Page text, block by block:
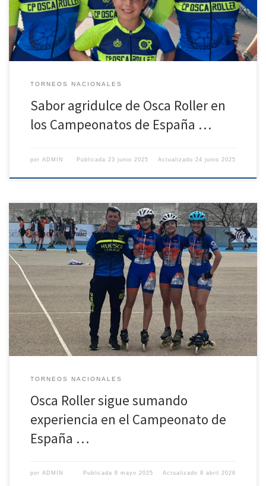
Huesca (@cposcaroller) La jornada del sábado empezaba sobre […]
TORNEOS NACIONALES
Sabor agridulce de Osca Roller en
los Campeonatos de España …
por ADMIN Publicada 23 junio 2025 Actualizado 24 junio 2025
El club oscense se desplazó hasta tierras valencianas concretamente a
Paiporta, para disputar el Campeonato de España de pista de patinaje
velocidad Alevin, infantil y juvenil. La localidad valenciana albergó el
Campeonato Nacional de patinaje de velocidad después de la Dana;
logrando el club organizador remodelar en tiempo record su […]
TORNEOS NACIONALES
Osca Roller sigue sumando
experiencia en el Campeonato de
España …
por ADMIN Publicada8 mayo 2025 Actualizado8 abril 2026